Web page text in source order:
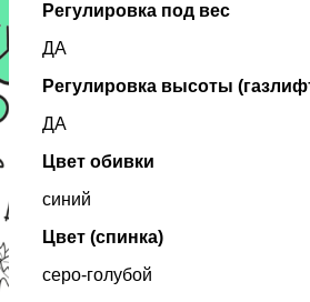
Регулировка под вес
ДА
Регулировка высоты
ДА
Цвет обивки
синий
Цвет (спинка)
серо-голубой